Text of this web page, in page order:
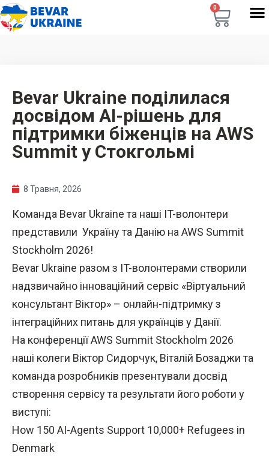
0
Bevar Ukraine поділилася
досвідом AI-рішень для
підтримки біженців на AWS
Summit у Стокгольмі
8 Травня, 2026
Команда Bevar Ukraine та наші IT-волонтери
представили Україну та Данію на AWS Summit
Stockholm 2026!
Bevar Ukraine разом з IT-волонтерами створили
надзвичайно інноваційний сервіс «Віртуальний
консультант Віктор» – онлайн-підтримку з
інтеграційних питань для українців у Данії.
На конференції AWS Summit Stockholm 2026
наші колеги Віктор Сидорчук, Віталій Бозаджи та
команда розробників презентували досвід
створення сервісу та результати його роботи у
виступі:
How 150 AI-Agents Support 10,000+ Refugees in
Denmark